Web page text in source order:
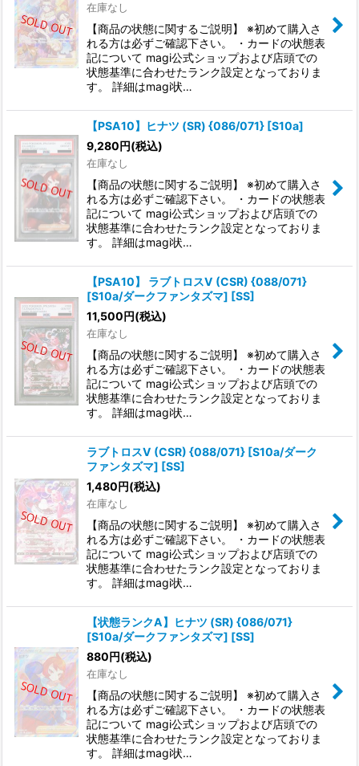
在庫なし
【商品の状態に関するご説明】 ※初めて購入さ
れる方は必ずご確認下さい。 ・カードの状態表
記について magi公式ショップおよび店頭での
状態基準に合わせたランク設定となっておりま
す。 詳細はmagi状…
【PSA10】ヒナツ (SR) {086/071} [S10a]
9,280円(税込)
在庫なし
【商品の状態に関するご説明】 ※初めて購入さ
れる方は必ずご確認下さい。 ・カードの状態表
記について magi公式ショップおよび店頭での
状態基準に合わせたランク設定となっておりま
す。 詳細はmagi状…
【PSA10】 ラブトロスV (CSR) {088/071}
[S10a/ダークファンタズマ] [SS]
11,500円(税込)
在庫なし
【商品の状態に関するご説明】 ※初めて購入さ
れる方は必ずご確認下さい。 ・カードの状態表
記について magi公式ショップおよび店頭での
状態基準に合わせたランク設定となっておりま
す。 詳細はmagi状…
ラブトロスV (CSR) {088/071} [S10a/ダーク
ファンタズマ] [SS]
1,480円(税込)
在庫なし
【商品の状態に関するご説明】 ※初めて購入さ
れる方は必ずご確認下さい。 ・カードの状態表
記について magi公式ショップおよび店頭での
状態基準に合わせたランク設定となっておりま
す。 詳細はmagi状…
【状態ランクA】ヒナツ (SR) {086/071}
[S10a/ダークファンタズマ] [SS]
880円(税込)
在庫なし
【商品の状態に関するご説明】 ※初めて購入さ
れる方は必ずご確認下さい。 ・カードの状態表
記について magi公式ショップおよび店頭での
状態基準に合わせたランク設定となっておりま
す。 詳細はmagi状…